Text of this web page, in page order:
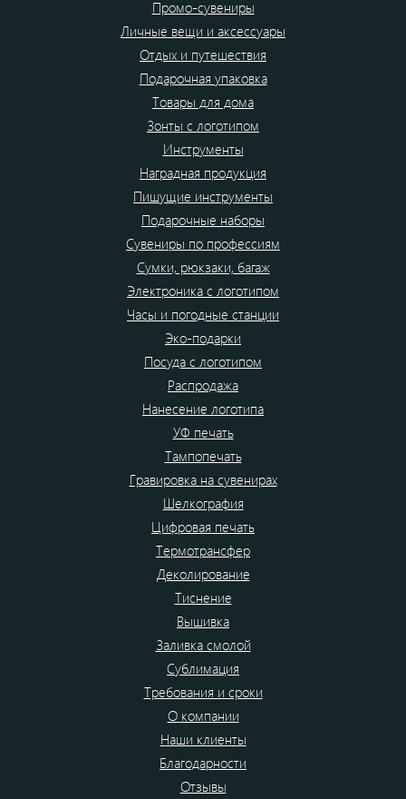
Промо-сувениры
Личные вещи и аксессуары
Отдых и путешествия
Подарочная упаковка
Товары для дома
Зонты с логотипом
Инструменты
Наградная продукция
Пишущие инструменты
Подарочные наборы
Сувениры по профессиям
Сумки, рюкзаки, багаж
Электроника с логотипом
Часы и погодные станции
Эко-подарки
Посуда с логотипом
Распродажа
Нанесение логотипа
УФ печать
Тампопечать
Гравировка на сувенирах
Шелкография
Цифровая печать
Термотрансфер
Деколирование
Тиснение
Вышивка
Заливка смолой
Сублимация
Требования и сроки
О компании
Наши клиенты
Благодарности
Отзывы